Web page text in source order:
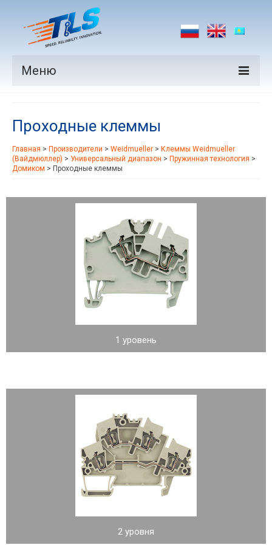
Меню
Производители
Рынки
Проходные клеммы
Главная > Производители > Weidmueller > Клеммы Weidmueller
(Вайдмюллер) > Универсальный диапазон > Пружинная технология >
Домиком > Проходные клеммы
1 уровень
2 уровня